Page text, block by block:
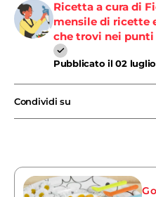
Ricetta a cura di
mensile di ricette
che trovi nei punti
Pubblicato il02
Condividi su